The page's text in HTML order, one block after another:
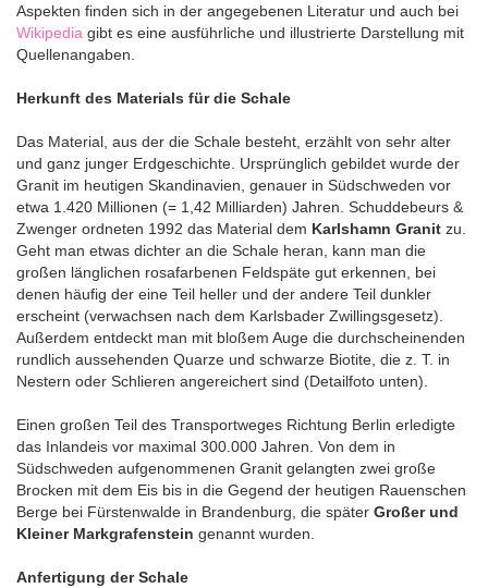
Aspekten finden sich in der angegebenen Literatur und auch bei
Wikipedia gibt es eine ausführliche und illustrierte Darstellung mit
Quellenangaben.
Herkunft des Materials für die Schale
Das Material, aus der die Schale besteht, erzählt von sehr alter
und ganz junger Erdgeschichte. Ursprünglich gebildet wurde der
Granit im heutigen Skandinavien, genauer in Südschweden vor
etwa 1.420 Millionen (= 1,42 Milliarden) Jahren. Schuddebeurs &
Zwenger ordneten 1992 das Material dem Karlshamn Granit zu.
Geht man etwas dichter an die Schale heran, kann man die
großen länglichen rosafarbenen Feldspäte gut erkennen, bei
denen häufig der eine Teil heller und der andere Teil dunkler
erscheint (verwachsen nach dem Karlsbader Zwillingsgesetz).
Außerdem entdeckt man mit bloßem Auge die durchscheinenden
rundlich aussehenden Quarze und schwarze Biotite, die z. T. in
Nestern oder Schlieren angereichert sind (Detailfoto unten).
Einen großen Teil des Transportweges Richtung Berlin erledigte
das Inlandeis vor maximal 300.000 Jahren. Von dem in
Südschweden aufgenommenen Granit gelangten zwei große
Brocken mit dem Eis bis in die Gegend der heutigen Rauenschen
Berge bei Fürstenwalde in Brandenburg, die später Großer und
Kleiner Markgrafenstein genannt wurden.
Anfertigung der Schale